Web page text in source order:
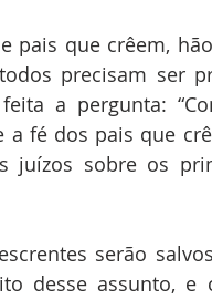
pais que crêem,
precisam ser
a pergunta:
a fé dos pais que
juízos sobre os
serão
desse assunto, e